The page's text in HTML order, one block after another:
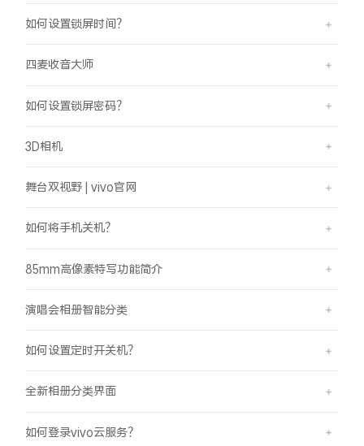
如何设置锁屏时间？
四麦收音大师
如何设置锁屏密码？
3D相机
舞台双视野 | vivo官网
如何将手机关机？
85mm高像素特写功能简介
演唱会相册智能分类
如何设置定时开关机？
全新相册分类界面
如何登录vivo云服务？